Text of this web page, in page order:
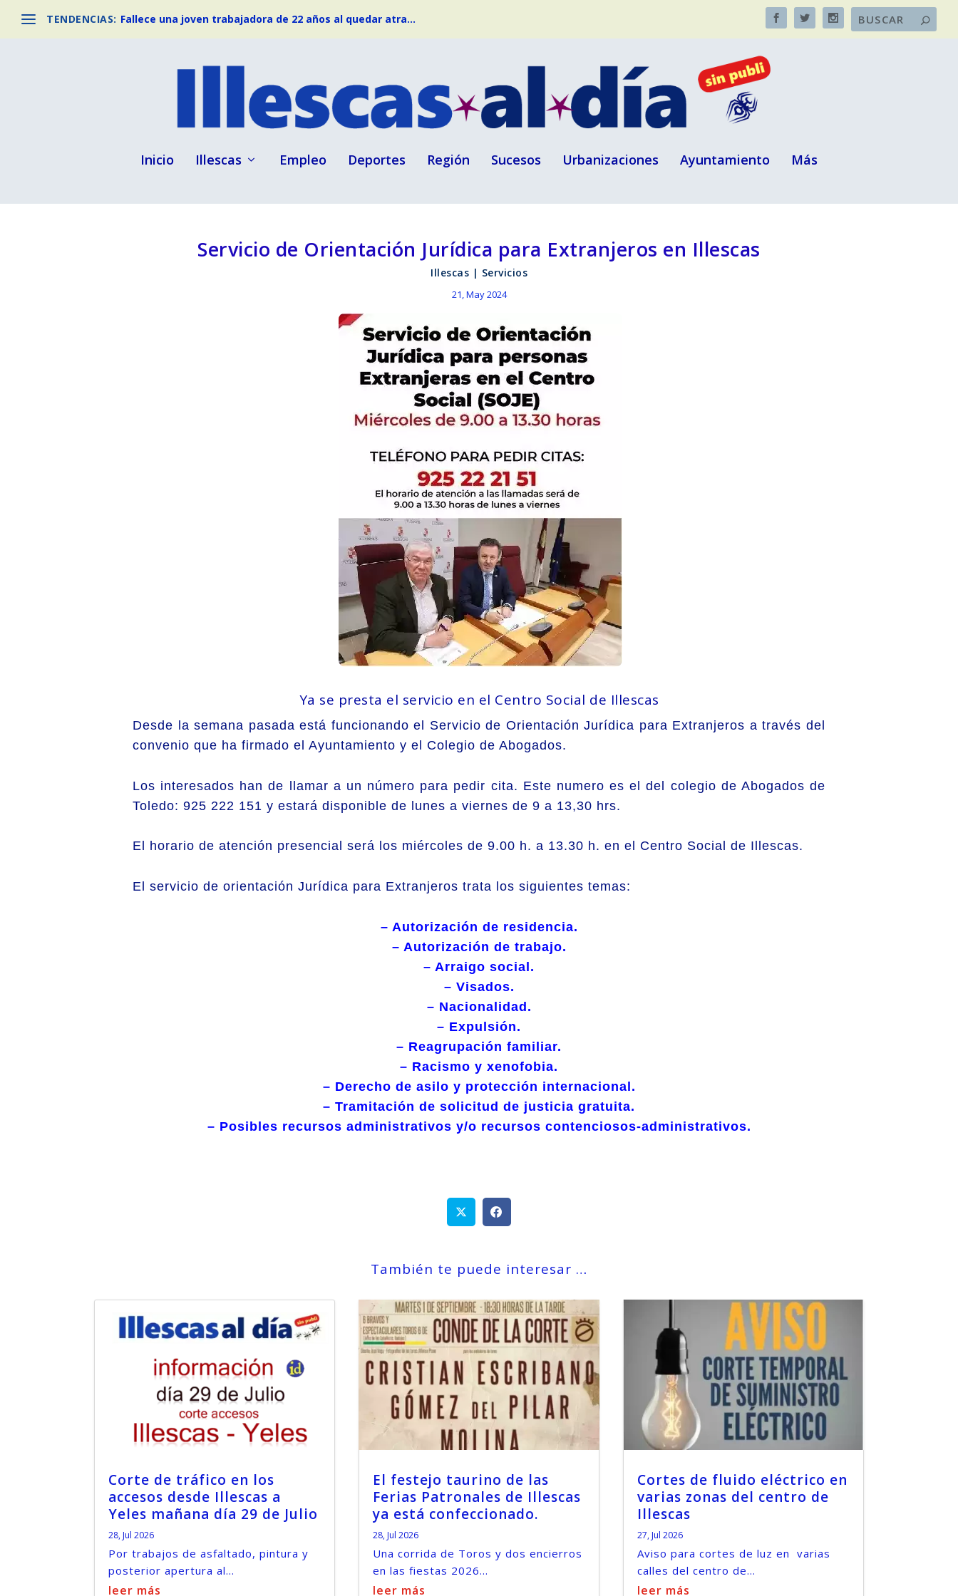
TENDENCIAS: Fallece una joven trabajadora de 22 años al quedar atra...
Inicio Illescas Empleo Deportes Región Sucesos Urbanizaciones Ayuntamiento Más
Servicio de Orientación Jurídica para Extranjeros en Illescas
Illescas | Servicios
21, May 2024
Ya se presta el servicio en el Centro Social de Illescas
Desde la semana pasada está funcionando el Servicio de Orientación Jurídica para Extranjeros a través del
convenio que ha firmado el Ayuntamiento y el Colegio de Abogados.
Los interesados han de llamar a un número para pedir cita. Este numero es el del colegio de Abogados de
Toledo: 925 222 151 y estará disponible de lunes a viernes de 9 a 13,30 hrs.
El horario de atención presencial será los miércoles de 9.00 h. a 13.30 h. en el Centro Social de Illescas.
El servicio de orientación Jurídica para Extranjeros trata los siguientes temas:
– Autorización de residencia.
– Autorización de trabajo.
– Arraigo social.
– Visados.
– Nacionalidad.
– Expulsión.
– Reagrupación familiar.
– Racismo y xenofobia.
– Derecho de asilo y protección internacional.
– Tramitación de solicitud de justicia gratuita.
– Posibles recursos administrativos y/o recursos contenciosos-administrativos.
También te puede interesar …
Corte de tráfico en los
accesos desde Illescas a
Yeles mañana día 29 de Julio
28, Jul 2026
Por trabajos de asfaltado, pintura y
posterior apertura al...
leer más
El festejo taurino de las
Ferias Patronales de Illescas
ya está confeccionado.
28, Jul 2026
Una corrida de Toros y dos encierros
en las fiestas 2026...
leer más
Cortes de fluido eléctrico en
varias zonas del centro de
Illescas
27, Jul 2026
Aviso para cortes de luz en varias
calles del centro de...
leer más